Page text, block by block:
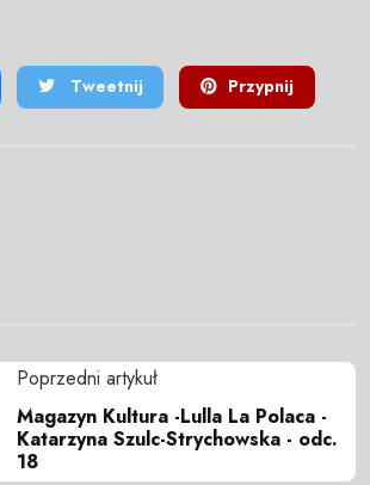
Tweetnij Przypnij
Poprzedni artykuł
Magazyn Kultura -Lulla La Polaca -
Katarzyna Szulc-Strychowska - odc.
18